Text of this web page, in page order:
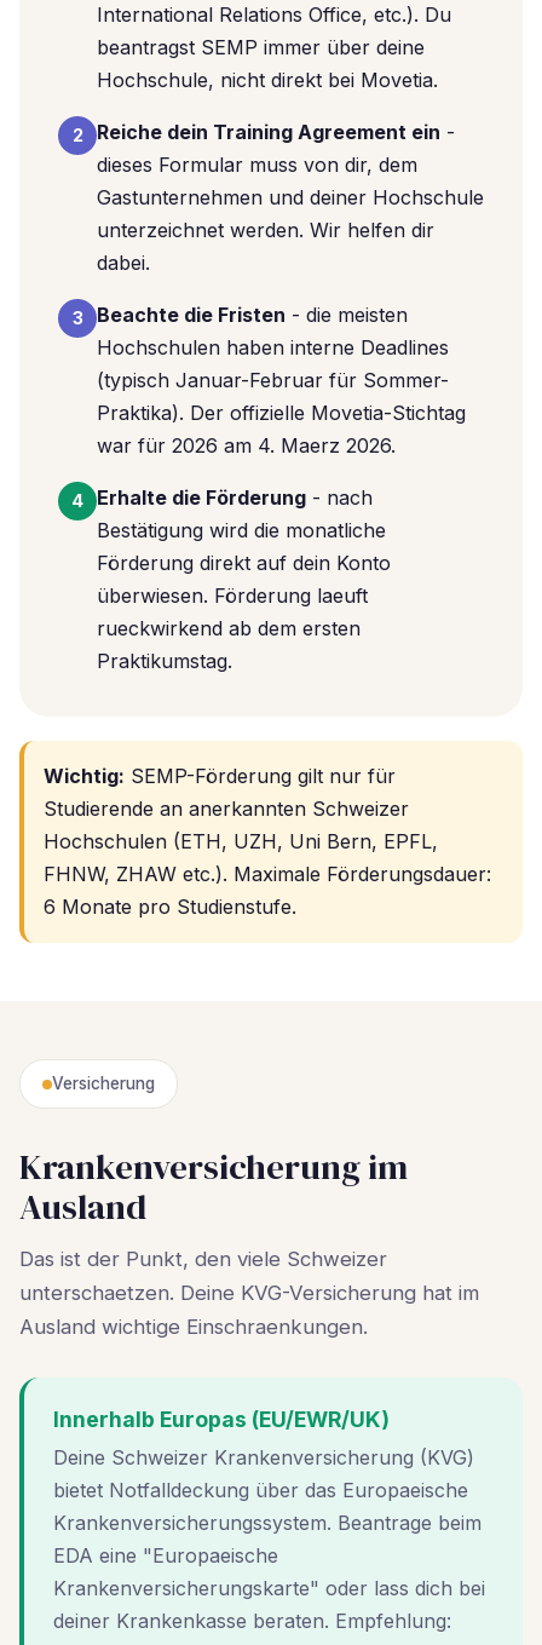
International Relations Office, etc.). Du
beantragst SEMP immer über deine
Hochschule, nicht direkt bei Movetia.
2 Reiche dein Training Agreement ein -
dieses Formular muss von dir, dem
Gastunternehmen und deiner Hochschule
unterzeichnet werden. Wir helfen dir
dabei.
3 Beachte die Fristen - die meisten
Hochschulen haben interne Deadlines
(typisch Januar-Februar für Sommer-
Praktika). Der offizielle Movetia-Stichtag
war für 2026 am 4. Maerz 2026.
4 Erhalte die Förderung - nach
Bestätigung wird die monatliche
Förderung direkt auf dein Konto
überwiesen. Förderung laeuft
rueckwirkend ab dem ersten
Praktikumstag.
Wichtig: SEMP-Förderung gilt nur für
Studierende an anerkannten Schweizer
Hochschulen (ETH, UZH, Uni Bern, EPFL,
FHNW, ZHAW etc.). Maximale Förderungsdauer:
6 Monate pro Studienstufe.
Versicherung
Krankenversicherung im
Ausland
Das ist der Punkt, den viele Schweizer
unterschaetzen. Deine KVG-Versicherung hat im
Ausland wichtige Einschraenkungen.
Innerhalb Europas (EU/EWR/UK)
Deine Schweizer Krankenversicherung (KVG)
bietet Notfalldeckung über das Europaeische
Krankenversicherungssystem. Beantrage beim
EDA eine "Europaeische
Krankenversicherungskarte" oder lass dich bei
deiner Krankenkasse beraten. Empfehlung: